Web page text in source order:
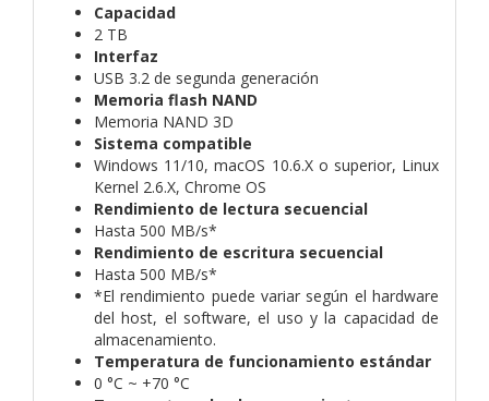
Capacidad
2 TB
Interfaz
USB 3.2 de segunda generación
Memoria flash NAND
Memoria NAND 3D
Sistema compatible
Windows 11/10, macOS 10.6.X o superior, Linux
Kernel 2.6.X, Chrome OS
Rendimiento de lectura secuencial
Hasta 500 MB/s*
Rendimiento de escritura secuencial
Hasta 500 MB/s*
*El rendimiento puede variar según el hardware
del host, el software, el uso y la capacidad de
almacenamiento.
Temperatura de funcionamiento estándar
0 °C ~ +70 °C